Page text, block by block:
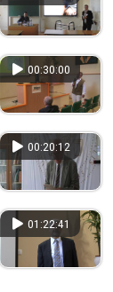
00:30:00
00:20:12
01:22:41